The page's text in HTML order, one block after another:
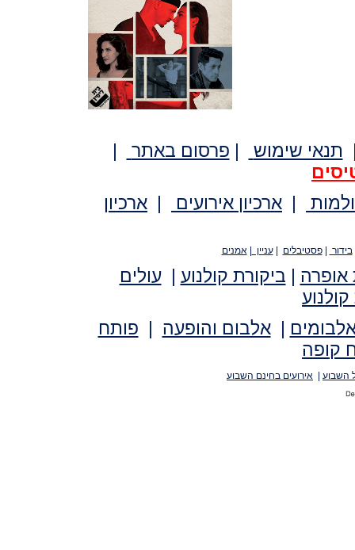
תנאי שימוש | פרסום באתר
|
| ארכיון אירועים | ארכיון
בידור |פסטיבלים |עניין |אמנים
אופרה | ביקורת קולנוע |עולים
קולנוע
|אלבום והופעה | פותח
קופה
השבוע אירועים בחינם השבוע